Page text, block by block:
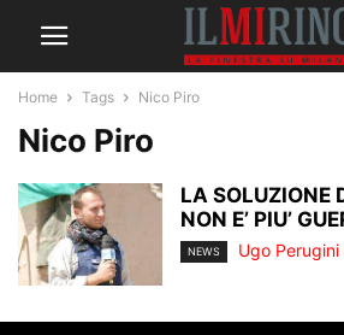
Home Tags Nico Piro
Nico Piro
LA SOLUZIONE
NON E’ PIU’
NEWS Ugo Perugini